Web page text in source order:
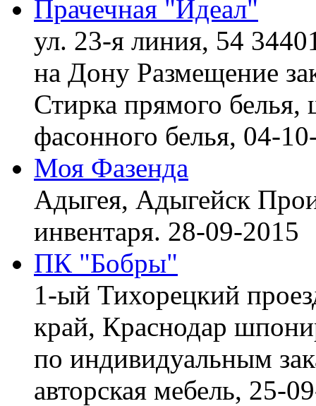
Прачечная "Идеал"
ул. 23-я линия, 54
на Дону Размещение
Стирка прямого
фасонного белья, 04-
Моя Фазенда
Адыгея, Адыгейск
инвентаря. 28-09-2015
ПК "Бобры"
1-ый Тихорецкий
край, Краснодар
по индивидуальным
авторская мебель, 25-